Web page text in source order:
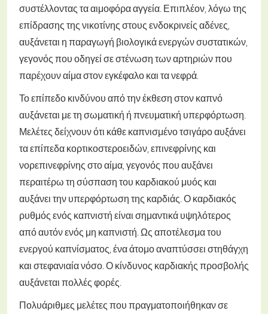
συστέλλοντας τα αιμοφόρα αγγεία. Επιπλέον, λόγω της
επίδρασης της νικοτίνης στους ενδοκρινείς αδένες,
αυξάνεται η παραγωγή βιολογικά ενεργών συστατικών,
γεγονός που οδηγεί σε στένωση των αρτηριών που
παρέχουν αίμα στον εγκέφαλο και τα νεφρά.
Το επίπεδο κινδύνου από την έκθεση στον καπνό
αυξάνεται με τη σωματική ή πνευματική υπερφόρτωση.
Μελέτες δείχνουν ότι κάθε καπνισμένο τσιγάρο αυξάνει
τα επίπεδα κορτικοστεροειδών, επινεφρίνης και
νορεπινεφρίνης στο αίμα, γεγονός που αυξάνει
περαιτέρω τη σύσπαση του καρδιακού μυός και
αυξάνει την υπερφόρτωση της καρδιάς. Ο καρδιακός
ρυθμός ενός καπνιστή είναι σημαντικά υψηλότερος
από αυτόν ενός μη καπνιστή. Ως αποτέλεσμα του
ενεργού καπνίσματος, ένα άτομο αναπτύσσει στηθάγχη
και στεφανιαία νόσο. Ο κίνδυνος καρδιακής προσβολής
αυξάνεται πολλές φορές.
Πολυάριθμες μελέτες που πραγματοποιήθηκαν σε